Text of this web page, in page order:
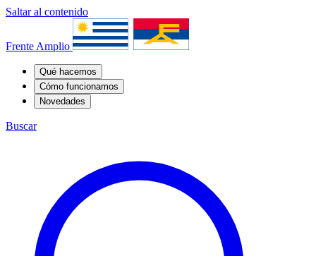
Saltar al contenido
Frente Amplio
Qué hacemos
Cómo funcionamos
Novedades
Buscar